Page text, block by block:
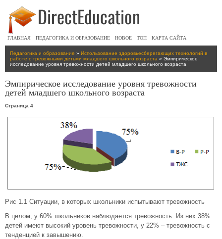
ГЛАВНАЯ ПЕДАГОГИКА И ОБРАЗОВАНИЕ НОВОЕ ТОП КАРТА САЙТА
Педагогика и образование » Использование здоровьесберегающих технологий в
работе с тревожными детьми младшего школьного возраста » Эмпирическое
исследование уровня тревожности детей младшего школьного возраста
Эмпирическое исследование уровня тревожности
детей младшего школьного возраста
Страница 4
Рис 1.1 Ситуации, в которых школьники испытывают тревожность
В целом, у 60% школьников наблюдается тревожность. Из них 38%
детей имеют высокий уровень тревожности, у 22% – тревожность с
тенденцией к завышению.